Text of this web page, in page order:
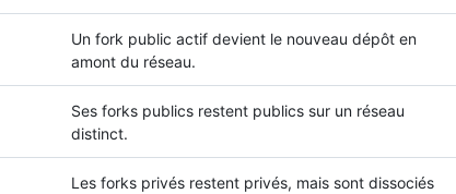
Un fork public actif devient le nouveau dépôt en
amont du réseau.
Ses forks publics restent publics sur un réseau
distinct.
Les forks privés restent privés, mais sont dissociés